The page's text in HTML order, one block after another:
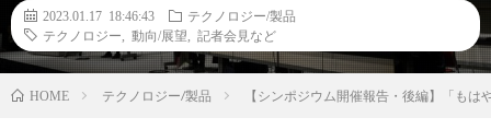
2023.01.17 18:46:43
テクノロジー/製品
テクノロジー
動向/展望 記者会見など
HOME テクノロジー/製品 【シンポジウム開催報告・後編】「も